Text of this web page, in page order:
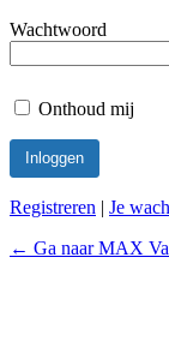
Wachtwoord
Onthoud mij
Registreren | Je
← Ga naar MAX